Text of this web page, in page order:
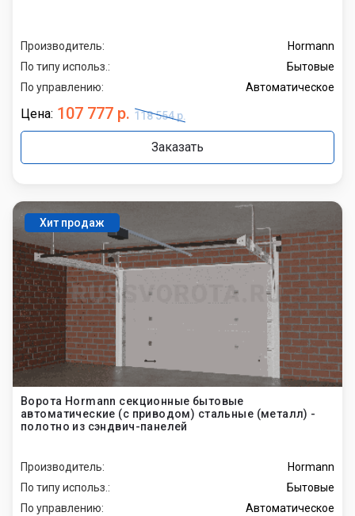
Производитель:
Hormann
По типу использ.:
Бытовые
По управлению:
Автоматическое
Цена: 107 777 р. 118 554 р.
Заказать
Хит продаж
Ворота Hormann секционные бытовые
автоматические (с приводом) стальные (металл) -
полотно из сэндвич-панелей
Производитель:
Hormann
По типу использ.:
Бытовые
По управлению:
Автоматическое